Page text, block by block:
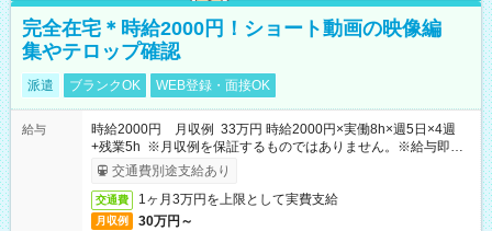
完全在宅＊時給2000円！ショート動画の映像編
集やテロップ確認
派遣 ブランクOK WEB登録・面接OK
給与
時給2000円 月収例 33万円 時給2000円×実働8h×週5日×4週
+残業5h ※月収例を保証するものではありません。※給与即受
取りサービス利用可（利用条件有）
交通費別途支給あり
交通費 1ヶ月3万円を上限として実費支給
月収例 30万円～